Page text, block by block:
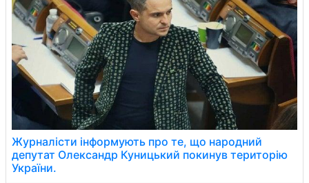
Журналісти інформують про те, що народний
депутат Олександр Куницький покинув територію
України.